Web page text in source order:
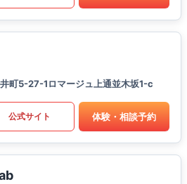
町5-27-1ロマージュ上通並木坂1-c
公式サイト 体験・相談予約